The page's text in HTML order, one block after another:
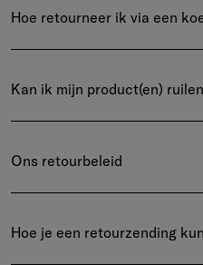
Hoe retourneer ik via een
Kan ik mijn product(en)
Ons retourbeleid
Hoe je een retourzending